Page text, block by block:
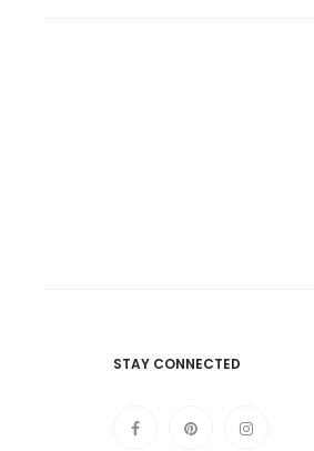
STAY CONNECTED